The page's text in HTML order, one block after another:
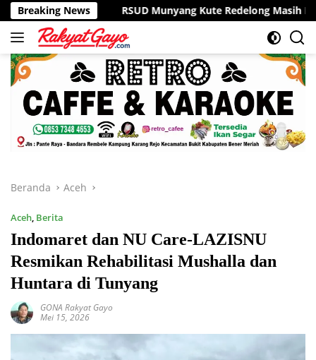
Langsung
ke
konten
Breaking News
RSUD Munyang Kute Redelong Masih Layani Pasien
Beranda Aceh
Aceh, Berita
Indomaret dan NU Care-LAZISNU
Resmikan Rehabilitasi Mushalla dan
Huntara di Tunyang
GONA Rakyat Gayo
Mei 15, 2026